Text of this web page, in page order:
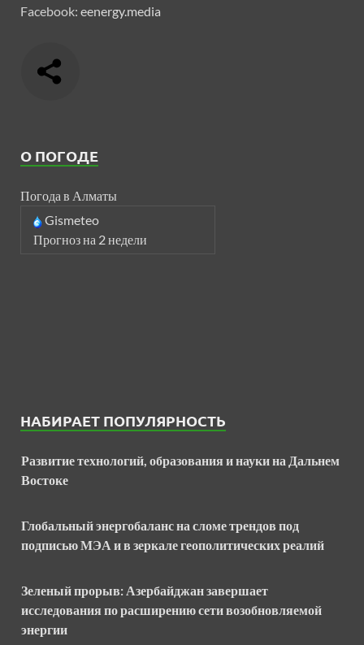
Facebook: eenergy.media
О ПОГОДЕ
Погода в Алматы
Gismeteo
Прогноз на 2 недели
НАБИРАЕТ ПОПУЛЯРНОСТЬ
Развитие технологий, образования и науки на Дальнем
Востоке
Глобальный энергобаланс на сломе трендов под
подписью МЭА и в зеркале геополитических реалий
Зеленый прорыв: Азербайджан завершает
исследования по расширению сети возобновляемой
энергии